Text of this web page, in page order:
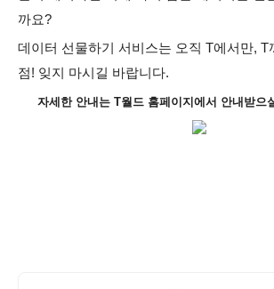
까요?
데이터 선물하기 서비스는 오직 T에서만, T
점! 잊지 마시길 바랍니다.
자세한 안내는 T월드 홈페이지에서 안내받으